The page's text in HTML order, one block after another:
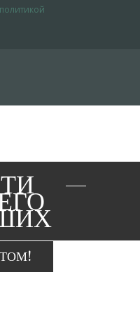
политикой